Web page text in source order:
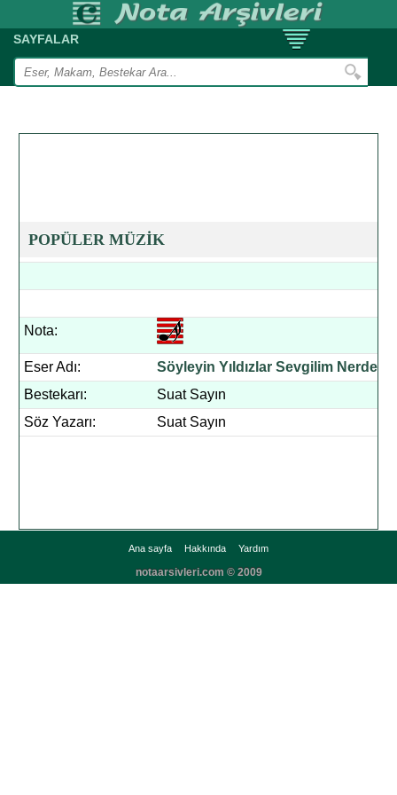
SAYFALAR
POPÜLER MÜZİK
Nota:
Eser Adı:
Söyleyin Yıldızlar Sevgilim Nerde
Bestekarı:
Suat Sayın
Söz Yazarı:
Suat Sayın
Ana sayfa Hakkında Yardım
notaarsivleri.com © 2009